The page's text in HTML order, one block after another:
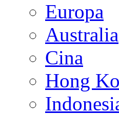
Europa
Australia
Cina
Hong